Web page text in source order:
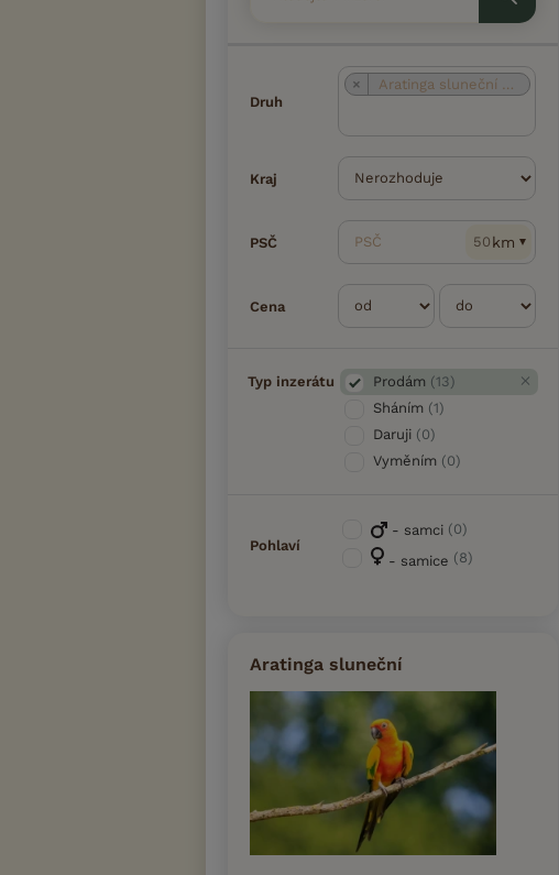
Druh
× Aratinga sluneční
Kraj
PSČ PSČ km
Cena
Typ inzerátu Prodám (13)
Sháním (1)
Daruji (0)
Vyměním (0)
Pohlaví
- samci (0)
- samice (8)
Aratinga sluneční